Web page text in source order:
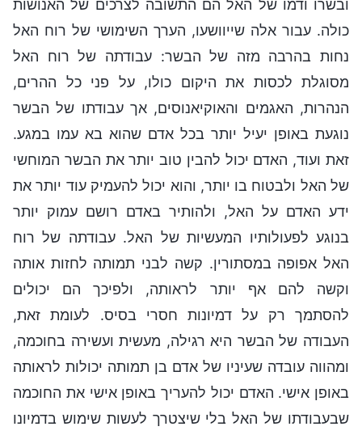
ובשרו ודמו של האל הם התשובה לצרכים של האנושות
כולה. עבור אלה שייוושעו, הערך השימושי של רוח האל
נחות בהרבה מזה של הבשר: עבודתה של רוח האל
מסוגלת לכסות את היקום כולו, על פני כל ההרים,
הנהרות, האגמים והאוקיאנוסים, אך עבודתו של הבשר
נוגעת באופן יעיל יותר בכל אדם שהוא בא עמו במגע.
זאת ועוד, האדם יכול להבין טוב יותר את הבשר המוחשי
של האל ולבטוח בו יותר, והוא יכול להעמיק עוד יותר את
ידע האדם על האל, ולהותיר באדם רושם עמוק יותר
בנוגע לפעולותיו המעשיות של האל. עבודתה של רוח
האל אפופה במסתורין. קשה לבני תמותה לחזות אותה
וקשה להם אף יותר לראותה, ולפיכך הם יכולים
להסתמך רק על דמיונות חסרי בסיס. לעומת זאת,
העבודה של הבשר היא רגילה, מעשית ועשירה בחוכמה,
ומהווה עובדה שעיניו של אדם בן תמותה יכולות לראותה
באופן אישי. האדם יכול להעריך באופן אישי את החוכמה
שבעבודתו של האל בלי שיצטרך לעשות שימוש בדמיונו